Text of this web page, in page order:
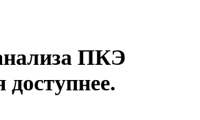
ПКЭ
доступнее.